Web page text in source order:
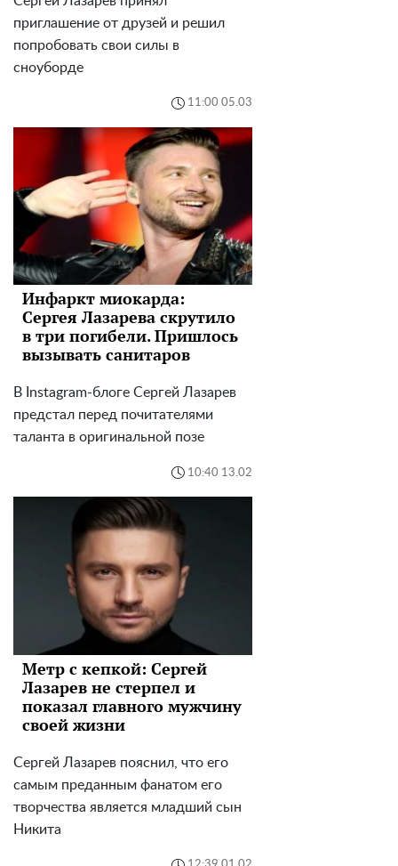
приглашение от друзей и решил
попробовать свои силы в
сноуборде
11:00 05.03
Инфаркт миокарда:
Сергея Лазарева скрутило
в три погибели. Пришлось
вызывать санитаров
В Instagram-блоге Сергей Лазарев
предстал перед почитателями
таланта в оригинальной позе
10:40 13.02
Метр с кепкой: Сергей
Лазарев не стерпел и
показал главного мужчину
своей жизни
Сергей Лазарев пояснил, что его
самым преданным фанатом его
творчества является младший сын
Никита